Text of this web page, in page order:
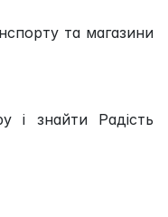
та магазини
і знайти Радість